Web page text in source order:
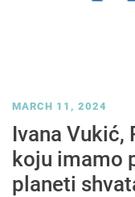
MARCH 11, 2024
Ivana Vukić,
koju imamo
planeti